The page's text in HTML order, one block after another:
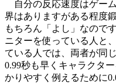
自分の反応速度はゲー
界はありますがある程度
もちろん「よし」なので
ニターを使っている人と
ている人では、両者が同
0.99秒も早くキャラクタ
かりやすく例えるために